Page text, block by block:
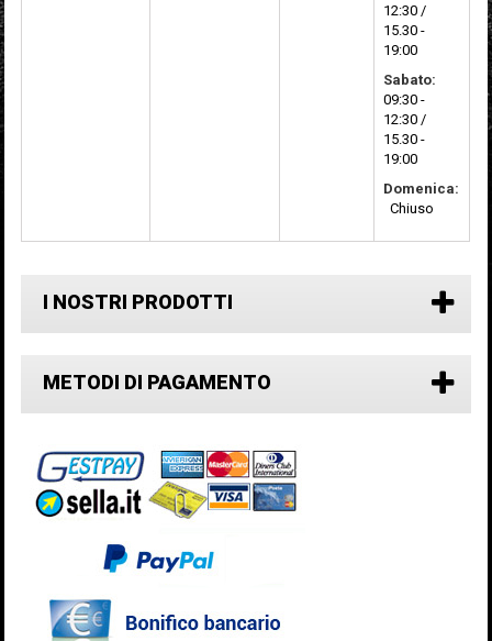
12:30 /
15.30 -
19:00
Sabato:
09:30 -
12:30 /
15.30 -
19:00
Domenica:
Chiuso
I NOSTRI PRODOTTI
METODI DI PAGAMENTO